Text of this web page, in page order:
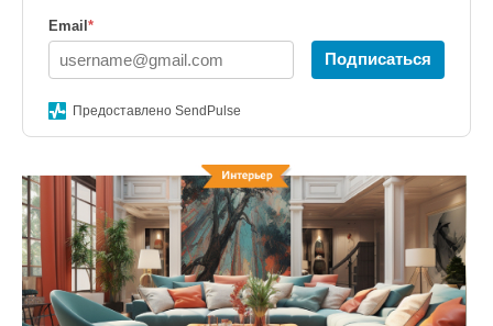
Email *
Подписаться
Предоставлено SendPulse